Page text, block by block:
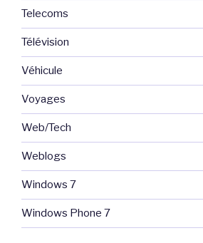
Telecoms
Télévision
Véhicule
Voyages
Web/Tech
Weblogs
Windows 7
Windows Phone 7